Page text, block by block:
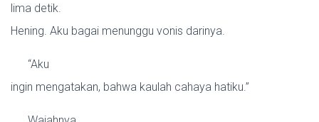
lima detik.
Hening. Aku bagai menunggu vonis darinya.
“Aku
ingin mengatakan, bahwa kaulah cahaya hatiku.”